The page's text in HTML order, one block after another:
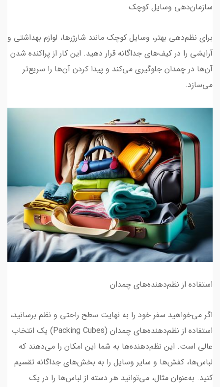
سازمان‌دهی وسایل کوچک
برای نظم‌دهی بهتر، وسایل کوچک مانند شارژرها، لوازم بهداشتی و
آرایشی را در کیف‌های جداگانه قرار دهید. این کار از پراکنده شدن
آن‌ها در چمدان جلوگیری می‌کند و پیدا کردن آن‌ها را سریع‌تر
می‌سازد.
استفاده از نظم‌دهنده‌های چمدان
اگر می‌خواهید سفر خود را به نهایت سطح راحتی و نظم برسانید،
استفاده از نظم‌دهنده‌های چمدان (Packing Cubes) یک انتخاب
عالی است. این نظم‌دهنده‌ها به شما این امکان را می‌دهند که
لباس‌ها، کفش‌ها و سایر وسایل را به بخش‌های جداگانه تقسیم
کنید. به‌عنوان مثال، می‌توانید هر دسته از لباس‌ها را در یک